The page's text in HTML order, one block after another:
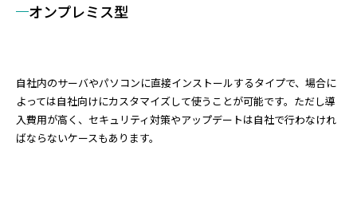
オンプレミス型
自社内のサーバやパソコンに直接インストールするタイプで、場合に
よっては自社向けにカスタマイズして使うことが可能です。ただし導
入費用が高く、セキュリティ対策やアップデートは自社で行わなけれ
ばならないケースもあります。